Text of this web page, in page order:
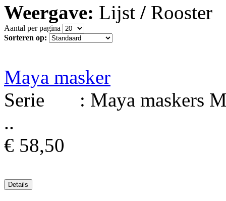
Weergave: Lijst / Rooster
Aantal per pagina
Sorteren op:
Maya masker
Serie : Maya maskers
..
€ 58,50